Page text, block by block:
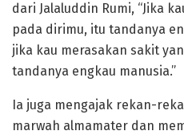
dari Jalaluddin Rumi, “Jika
pada dirimu, itu tandanya
jika kau merasakan sakit
tandanya engkau manusia.”
Ia juga mengajak rekan-
marwah almamater dan